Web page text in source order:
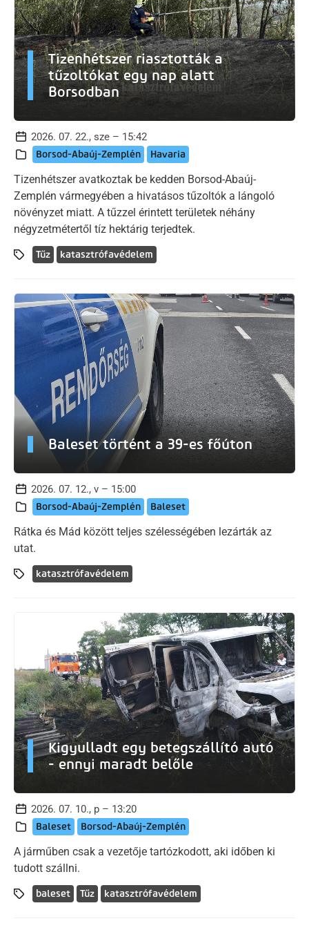
Tizenhétszer riasztották a
tűzoltókat egy nap alatt
Borsodban
2026. 07. 22., sze – 15:42
Borsod-Abaúj-Zemplén Havaria
Tizenhétszer avatkoztak be kedden Borsod-Abaúj-
Zemplén vármegyében a hivatásos tűzoltók a lángoló
növényzet miatt. A tűzzel érintett területek néhány
négyzetmétertől tíz hektárig terjedtek.
Tűz katasztrófavédelem
Baleset történt a 39-es főúton
2026. 07. 12., v – 15:00
Borsod-Abaúj-Zemplén Baleset
Rátka és Mád között teljes szélességében lezárták az
utat.
katasztrófavédelem
Kigyulladt egy betegszállító autó
- ennyi maradt belőle
2026. 07. 10., p – 13:20
Baleset Borsod-Abaúj-Zemplén
A járműben csak a vezetője tartózkodott, aki időben ki
tudott szállni.
baleset Tűz katasztrófavédelem